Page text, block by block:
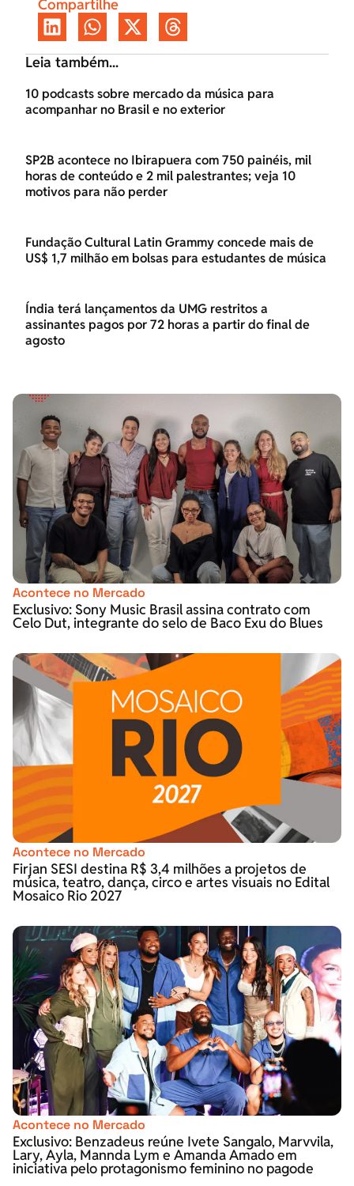
Compartilhe
Leia também...
10 podcasts sobre mercado da música para
acompanhar no Brasil e no exterior
SP2B acontece no Ibirapuera com 750 painéis, mil
horas de conteúdo e 2 mil palestrantes; veja 10
motivos para não perder
Fundação Cultural Latin Grammy concede mais de
US$ 1,7 milhão em bolsas para estudantes de música
Índia terá lançamentos da UMG restritos a
assinantes pagos por 72 horas a partir do final de
agosto
Acontece no Mercado
Exclusivo: Sony Music Brasil assina contrato com
Celo Dut, integrante do selo de Baco Exu do Blues
Acontece no Mercado
Firjan SESI destina R$ 3,4 milhões a projetos de
música, teatro, dança, circo e artes visuais no Edital
Mosaico Rio 2027
Acontece no Mercado
Exclusivo: Benzadeus reúne Ivete Sangalo, Marvvila,
Lary, Ayla, Mannda Lym e Amanda Amado em
iniciativa pelo protagonismo feminino no pagode